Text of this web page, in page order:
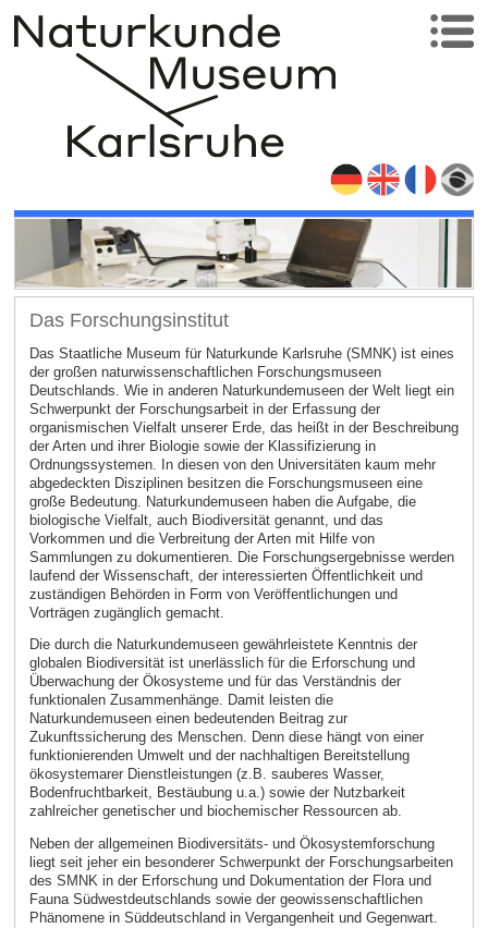
Das Forschungsinstitut
Das Staatliche Museum für Naturkunde Karlsruhe (SMNK) ist eines
der großen naturwissenschaftlichen Forschungsmuseen
Deutschlands. Wie in anderen Naturkundemuseen der Welt liegt ein
Schwerpunkt der Forschungsarbeit in der Erfassung der
organismischen Vielfalt unserer Erde, das heißt in der Beschreibung
der Arten und ihrer Biologie sowie der Klassifizierung in
Ordnungssystemen. In diesen von den Universitäten kaum mehr
abgedeckten Disziplinen besitzen die Forschungsmuseen eine
große Bedeutung. Naturkundemuseen haben die Aufgabe, die
biologische Vielfalt, auch Biodiversität genannt, und das
Vorkommen und die Verbreitung der Arten mit Hilfe von
Sammlungen zu dokumentieren. Die Forschungsergebnisse werden
laufend der Wissenschaft, der interessierten Öffentlichkeit und
zuständigen Behörden in Form von Veröffentlichungen und
Vorträgen zugänglich gemacht.
Die durch die Naturkundemuseen gewährleistete Kenntnis der
globalen Biodiversität ist unerlässlich für die Erforschung und
Überwachung der Ökosysteme und für das Verständnis der
funktionalen Zusammenhänge. Damit leisten die
Naturkundemuseen einen bedeutenden Beitrag zur
Zukunftssicherung des Menschen. Denn diese hängt von einer
funktionierenden Umwelt und der nachhaltigen Bereitstellung
ökosystemarer Dienstleistungen (z.B. sauberes Wasser,
Bodenfruchtbarkeit, Bestäubung u.a.) sowie der Nutzbarkeit
zahlreicher genetischer und biochemischer Ressourcen ab.
Neben der allgemeinen Biodiversitäts- und Ökosystemforschung
liegt seit jeher ein besonderer Schwerpunkt der Forschungsarbeiten
des SMNK in der Erforschung und Dokumentation der Flora und
Fauna Südwestdeutschlands sowie der geowissenschaftlichen
Phänomene in Süddeutschland in Vergangenheit und Gegenwart.